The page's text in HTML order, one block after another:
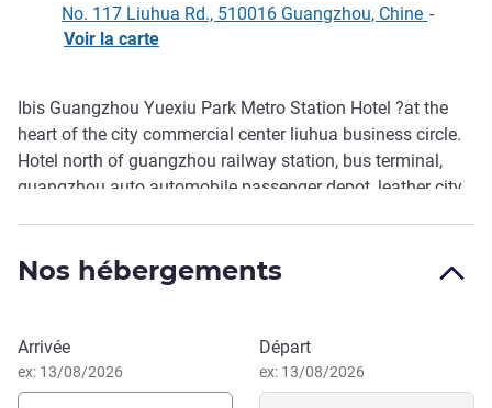
No. 117 Liuhua Rd., 510016 Guangzhou, Chine -
Voir la carte
Description
Ibis Guangzhou Yuexiu Park Metro Station Hotel ?at the
heart of the city commercial center liuhua business circle.
Hotel north of guangzhou railway station, bus terminal,
guangzhou auto automobile passenger depot, leather city,
south south yue emperor museum of the western han
Nos hébergements
Réserver cet hôtel
Arrivée
ex: 13/08/2026
Départ
ex: 13/08/2026